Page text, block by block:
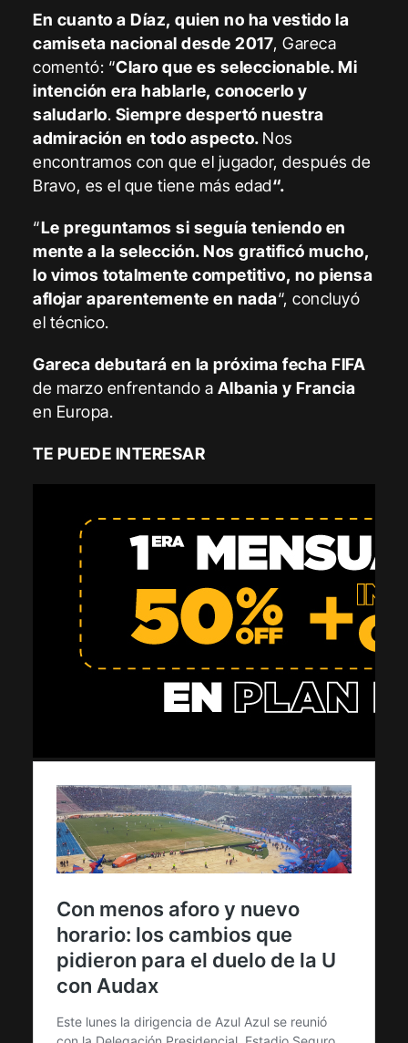
En cuanto a Díaz, quien no ha vestido la
camiseta nacional desde 2017, Gareca
comentó: “Claro que es seleccionable. Mi
intención era hablarle, conocerlo y
saludarlo. Siempre despertó nuestra
admiración en todo aspecto. Nos
encontramos con que el jugador, después de
Bravo, es el que tiene más edad“.
“Le preguntamos si seguía teniendo en
mente a la selección. Nos gratificó mucho,
lo vimos totalmente competitivo, no piensa
aflojar aparentemente en nada“, concluyó
el técnico.
Gareca debutará en la próxima fecha FIFA
de marzo enfrentando a Albania y Francia
en Europa.
TE PUEDE INTERESAR